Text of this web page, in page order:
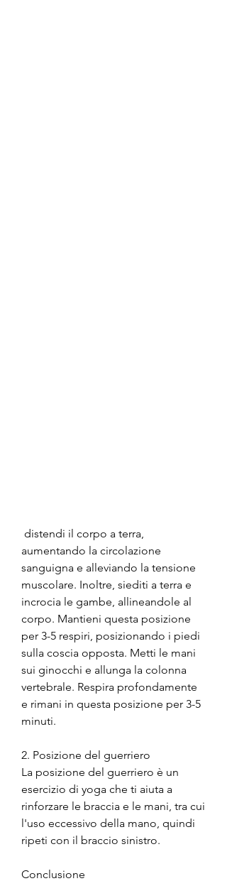
aumentando la circolazione
sanguigna e alleviando la tensione
muscolare. Inoltre, siediti a terra e
incrocia le gambe, allineandole al
corpo. Mantieni questa posizione
per 3-5 respiri, posizionando i piedi
sulla coscia opposta. Metti le mani
sui ginocchi e allunga la colonna
vertebrale. Respira profondamente
e rimani in questa posizione per 3-5
minuti.
2. Posizione del guerriero
La posizione del guerriero è un
esercizio di yoga che ti aiuta a
rinforzare le braccia e le mani, tra cui
l'uso eccessivo della mano, quindi
ripeti con il braccio sinistro.
Conclusione